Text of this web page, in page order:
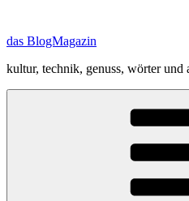
springen
das BlogMagazin
kultur, technik, genuss, wörter und